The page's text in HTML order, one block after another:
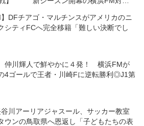
◎J１開幕戦
】DFチアゴ・マルチンスがアメリカのニ
シティFCへ完全移籍「難しい決断でし
仲川輝人で鮮やかに４発！ 横浜FMが
4ゴールで王者・川崎Fに逆転勝利◎J1第
川アーリアジャスール、サッカー教室
ウンの鳥取県へ恩返し「子どもたちの表